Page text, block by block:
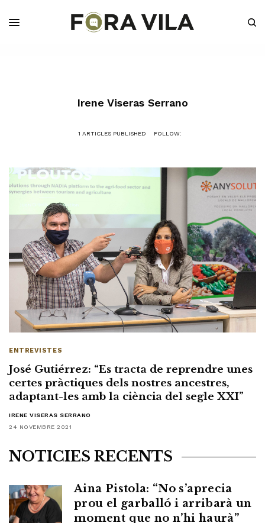
Irene Viseras Serrano
1 ARTICLES PUBLISHED FOLLOW:
ENTREVISTES
José Gutiérrez: “Es tracta de reprendre unes
certes pràctiques dels nostres ancestres,
adaptant-les amb la ciència del segle XXI”
IRENE VISERAS SERRANO
24 NOVEMBRE 2021
NOTÍCIES RECENTS
Aina Pistola: “No s’aprecia
prou el garballó i arribarà un
moment que no n’hi haurà”